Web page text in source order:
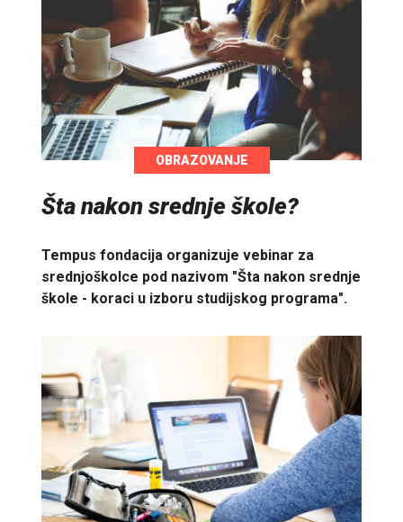
OBRAZOVANJE
Šta nakon srednje škole?
Tempus fondacija organizuje vebinar za
srednjoškolce pod nazivom "Šta nakon srednje
škole - koraci u izboru studijskog programa".